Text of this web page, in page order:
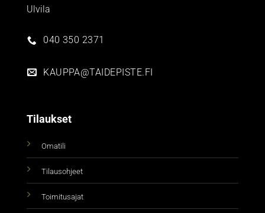
Ulvila
040 350 2371
KAUPPA@TAIDEPISTE.FI
Tilaukset
Omatili
Tilausohjeet
Toimitusajat